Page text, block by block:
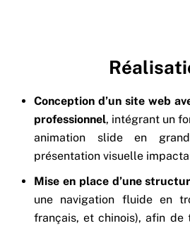
Conception d’un site web
professionnel, intégrant un
animation slide en
présentation visuelle
Mise en place d’une
une navigation fluide en
français, et chinois), afin de